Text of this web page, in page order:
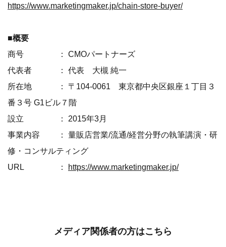
https://www.marketingmaker.jp/chain-store-buyer/
■概要
商号 ： CMOパートナーズ
代表者 ： 代表 大槻 純一
所在地 ： 〒104-0061 東京都中央区銀座１丁目３
番３号 G1ビル７階
設立 ： 2015年3月
事業内容 ： 量販店営業/流通/経営分野の執筆講演・研
修・コンサルティング
URL ： https://www.marketingmaker.jp/
メディア関係者の方はこちら